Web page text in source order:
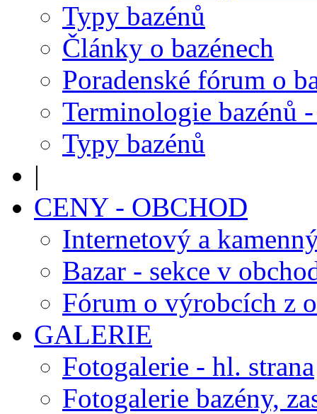
Typy bazénů
Články o bazénech
Poradenské fórum o
Terminologie bazénů
Typy bazénů
|
CENY - OBCHOD
Internetový a
Bazar - sekce v
Fórum o výrobcích z
GALERIE
Fotogalerie - hl. strana
Fotogalerie bazény,